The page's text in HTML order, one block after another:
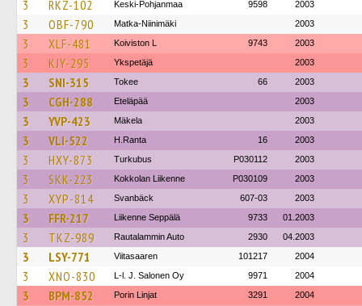
3 RKZ-102 Keski-Pohjanmaa 9598 2003
3 OBF-790 Matka-Niinimäki 2003
3 XLF-481 Koiviston L 9743 2003
3 KJY-295 Ykspetäjä 2003
3 SNI-315 Tokee 66 2003
3 CGH-288 Eteläpää 2003
3 YVP-423 Mäkela 2003
3 VLI-522 H.Ranta 16 2003
3 HXY-873 Turkubus P030112 2003
3 SKK-223 Kokkolan Liikenne P030109 2003
3 XYP-814 Svanbäck 607-03 2003
3 FFR-217 Liikenne Seppälä 9733 01.2003
3 TKZ-989 Rautalammin Auto 2930 04.2003
3 LSY-771 Viitasaaren 101217 2004
3 XNO-830 L-l. J. Salonen Oy 9971 2004
3 BPM-852 Porin Linjat 3291 2004